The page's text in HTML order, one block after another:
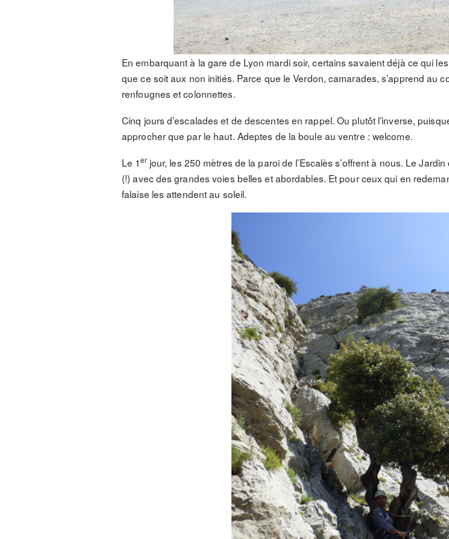
En embarquant à la gare de Lyon mardi soir, certains savaient déjà ce qui
que ce soit aux non initiés. Parce que le Verdon, camarades, s’apprend au
renfougnes et colonnettes.
Cinq jours d’escalades et de descentes en rappel. Ou plutôt l’inverse,
approcher que par le haut. Adeptes de la boule au ventre : welcome.
Le 1erjour, les 250 mètres de la paroi de l’Escalès s’offrent à nous. Le
(!) avec des grandes voies belles et abordables. Et pour ceux qui en
falaise les attendent au soleil.